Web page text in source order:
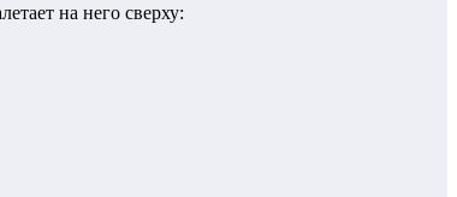
на него сверху: